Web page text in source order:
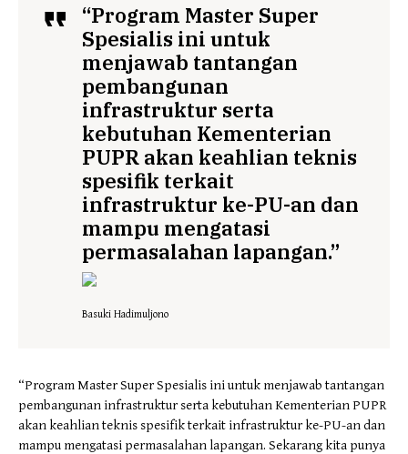
“Program Master Super
Spesialis ini untuk
menjawab tantangan
pembangunan
infrastruktur serta
kebutuhan Kementerian
PUPR akan keahlian teknis
spesifik terkait
infrastruktur ke-PU-an dan
mampu mengatasi
permasalahan lapangan.”
Basuki Hadimuljono
“Program Master Super Spesialis ini untuk menjawab tantangan
pembangunan infrastruktur serta kebutuhan Kementerian PUPR
akan keahlian teknis spesifik terkait infrastruktur ke-PU-an dan
mampu mengatasi permasalahan lapangan. Sekarang kita punya